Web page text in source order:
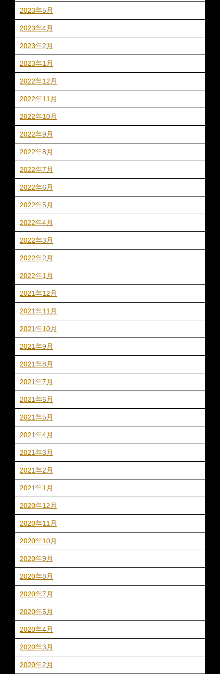
2023年5月
2023年4月
2023年2月
2023年1月
2022年12月
2022年11月
2022年10月
2022年9月
2022年8月
2022年7月
2022年6月
2022年5月
2022年4月
2022年3月
2022年2月
2022年1月
2021年12月
2021年11月
2021年10月
2021年9月
2021年8月
2021年7月
2021年6月
2021年5月
2021年4月
2021年3月
2021年2月
2021年1月
2020年12月
2020年11月
2020年10月
2020年9月
2020年8月
2020年7月
2020年5月
2020年4月
2020年3月
2020年2月